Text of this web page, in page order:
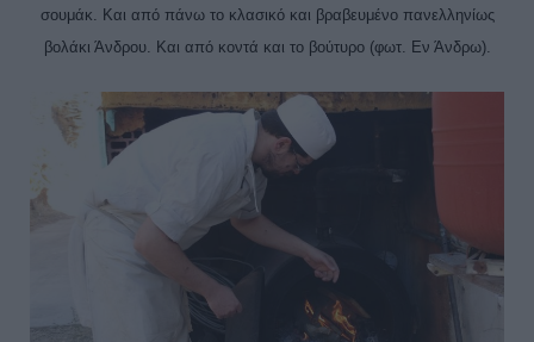
σουμάκ. Και από πάνω το κλασικό και βραβευμένο πανελληνίως
βολάκι Άνδρου. Και από κοντά και το βούτυρο (φωτ. Εν Άνδρω).